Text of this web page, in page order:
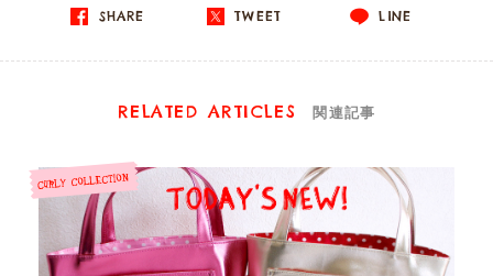
SHARE TWEET LINE
RELATED ARTICLES 関連記事